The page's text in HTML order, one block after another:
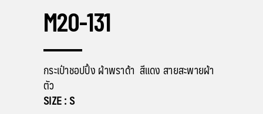
M20-131
กระเป๋าชอปปิ้ง ผ้าพราด้า สีแดง สายสะพายผ้า
ตัว
SIZE : S